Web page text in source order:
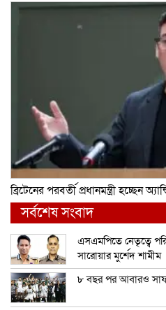
ব্রিটেনের পরবর্তী প্রধানমন্ত্রী হচ্ছেন
সর্বশেষ সংবাদ
এসএমপিতে নেতৃত্বে
সারোয়ার মুর্শেদ শামীম
৮ বছর পর আবারও